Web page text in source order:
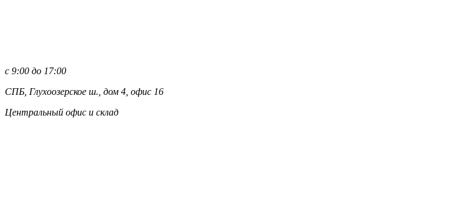
с 9:00 до 17:00
СПБ, Глухоозерское ш., дом 4, офис 16
Центральный офис и склад